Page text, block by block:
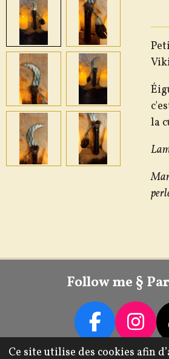
Ce site utilise des cookies afin
la
Follow me §
F
A
I
N